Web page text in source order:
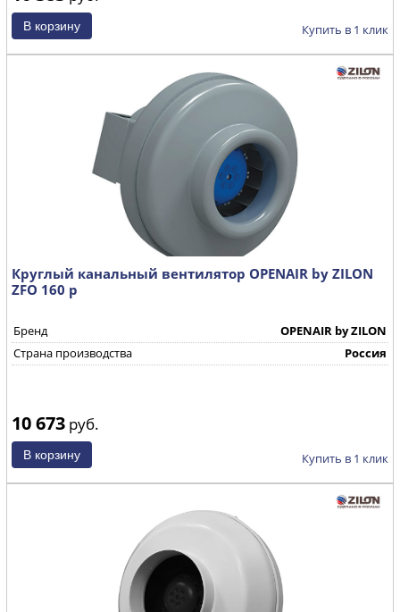
Купить в 1 клик
Круглый канальный вентилятор OPENAIR by ZILON
ZFO 160 р
Бренд
OPENAIR by ZILON
Страна производства
Россия
10 673 руб.
Купить в 1 клик